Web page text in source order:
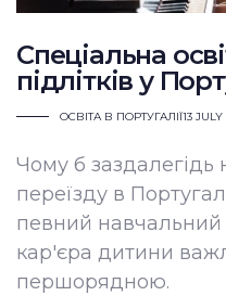
Спеціальна
підлітків у
ОСВІТА В ПОРТУГАЛІЇ13
Чому б заздалегідь
переїзду в
певний
кар'єра дитини
першорядною.